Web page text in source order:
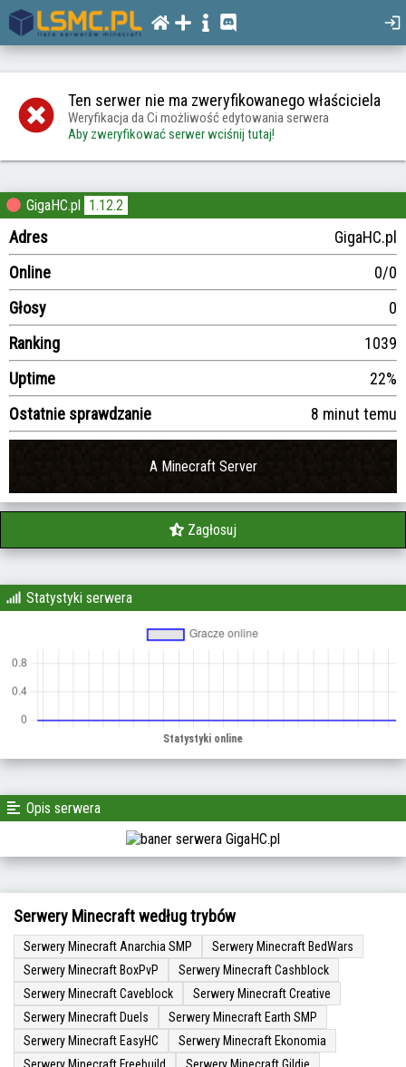
Ten serwer nie ma zweryfikowanego właściciela
Weryfikacja da Ci możliwość edytowania serwera
Aby zweryfikować serwer wciśnij tutaj!
GigaHC.pl 1.12.2
Adres
GigaHC.pl
Online
0/0
Głosy
0
Ranking
1039
Uptime
22%
Ostatnie sprawdzanie
8 minut temu
A Minecraft Server
Zagłosuj
Statystyki serwera
Opis serwera
Serwery Minecraft według trybów
Serwery Minecraft Anarchia SMP
Serwery Minecraft BedWars
Serwery Minecraft BoxPvP
Serwery Minecraft Cashblock
Serwery Minecraft Caveblock
Serwery Minecraft Creative
Serwery Minecraft Duels
Serwery Minecraft Earth SMP
Serwery Minecraft EasyHC
Serwery Minecraft Ekonomia